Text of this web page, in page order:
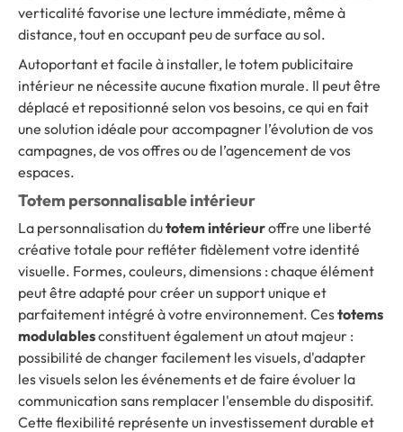
verticalité favorise une lecture immédiate, même à
distance, tout en occupant peu de surface au sol.
Autoportant et facile à installer, le totem publicitaire
intérieur ne nécessite aucune fixation murale. Il peut être
déplacé et repositionné selon vos besoins, ce qui en fait
une solution idéale pour accompagner l’évolution de vos
campagnes, de vos offres ou de l’agencement de vos
espaces.
Totem personnalisable intérieur
La personnalisation dutotem intérieuroffre une liberté
créative totale pour refléter fidèlement votre identité
visuelle. Formes, couleurs, dimensions : chaque élément
peut être adapté pour créer un support unique et
parfaitement intégré à votre environnement. Cestotems
modulablesconstituent également un atout majeur :
possibilité de changer facilement les visuels, d'adapter
les visuels selon les événements et de faire évoluer la
communication sans remplacer l'ensemble du dispositif.
Cette flexibilité représente un investissement durable et